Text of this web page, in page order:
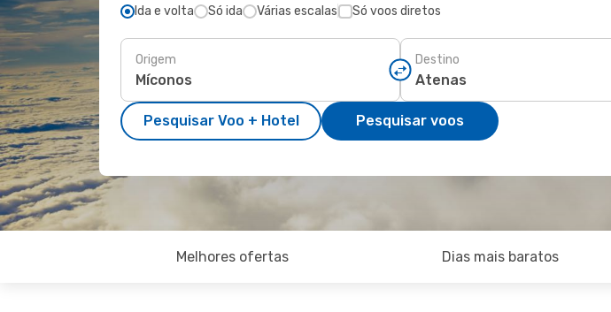
Ida e volta Só ida Várias escalas Só voos diretos
Origem Destino
Pesquisar Voo + Hotel Pesquisar voos
Melhores ofertas Dias mais baratos